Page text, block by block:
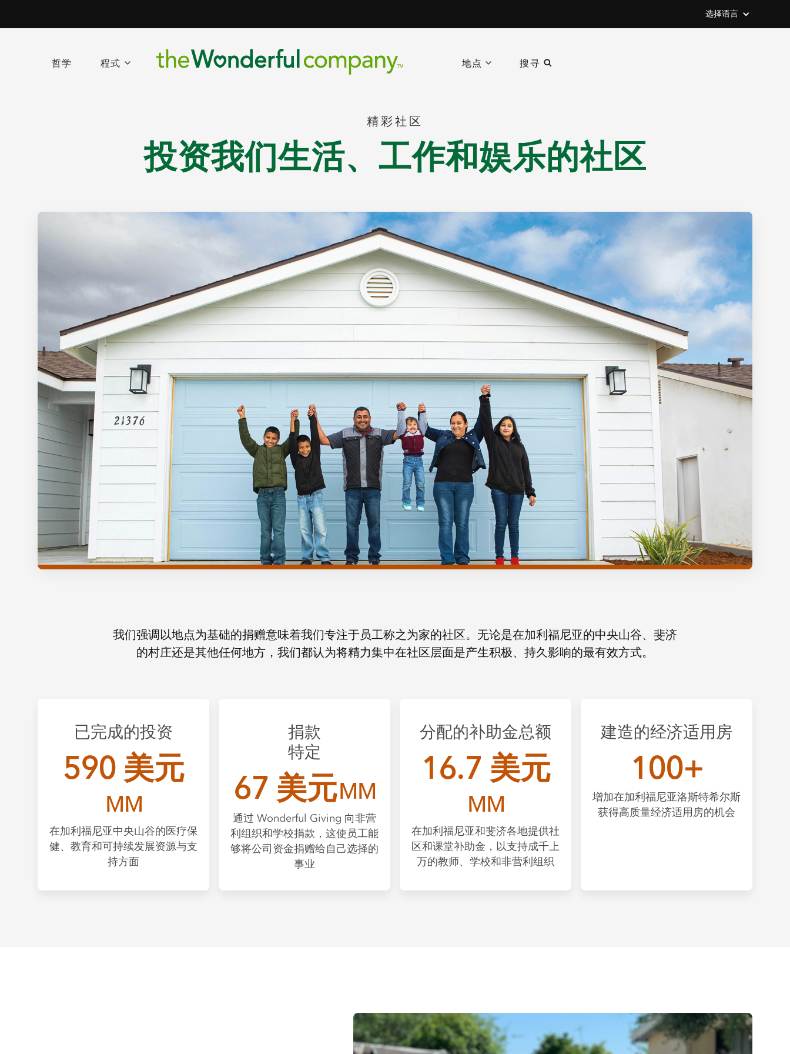
选择语言
哲学 程式 地点 搜寻
精彩社区
投资我们生活、工作和娱乐的社区
我们强调以地点为基础的捐赠意味着我们专注于员工称之为家的社区。无论是在加利福尼亚的中央山谷、斐济
的村庄还是其他任何地方，我们都认为将精力集中在社区层面是产生积极、持久影响的最有效方式。
已完成的投资
590 美元
MM
在加利福尼亚中央山谷的医疗保
健、教育和可持续发展资源与支
持方面
捐款
特定
67 美元MM
通过 Wonderful Giving 向非营
利组织和学校捐款，这使员工能
够将公司资金捐赠给自己选择的
事业
分配的补助金总额
16.7 美元
MM
在加利福尼亚和斐济各地提供社
区和课堂补助金，以支持成千上
万的教师、学校和非营利组织
建造的经济适用房
100+
增加在加利福尼亚洛斯特希尔斯
获得高质量经济适用房的机会